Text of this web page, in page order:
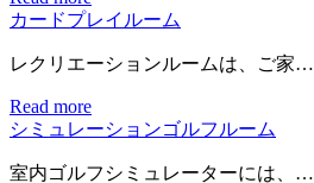
カードプレイルーム
レクリエーションルームは、ご家…
Read more
シミュレーションゴルフルーム
室内ゴルフシミュレーターには、…